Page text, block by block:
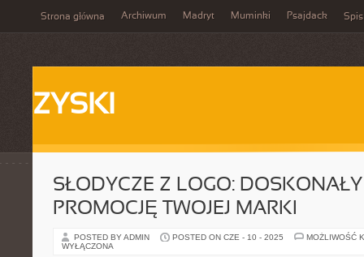
Strona główna Archiwum Madryt Muminki Psajdack Spis
ZYSKI
SŁODYCZE Z LOGO:
PROMOCJĘ TWOJEJ MARKI
POSTED BY ADMIN POSTED ON CZE - 10 - 2025
MOŻLIWOŚĆ
WYŁĄCZONA